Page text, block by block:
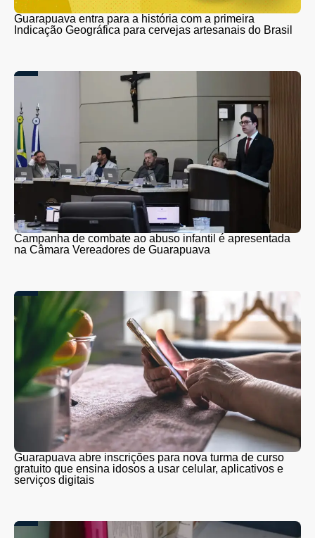
Guarapuava entra para a história com a primeira
Indicação Geográfica para cervejas artesanais do Brasil
Campanha de combate ao abuso infantil é apresentada
na Câmara Vereadores de Guarapuava
Guarapuava abre inscrições para nova turma de curso
gratuito que ensina idosos a usar celular, aplicativos e
serviços digitais